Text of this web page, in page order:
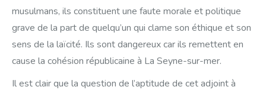
musulmans, ils constituent une faute morale et politique
grave de la part de quelqu’un qui clame son éthique et son
sens de la laïcité. Ils sont dangereux car ils remettent en
cause la cohésion républicaine à La Seyne-sur-mer.
Il est clair que la question de l’aptitude de cet adjoint à